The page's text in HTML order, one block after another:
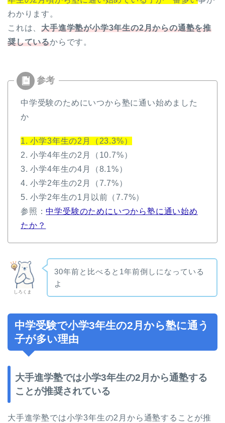
わかります。
これは、大手進学塾が小学3年生の2月からの通塾を推
奨しているからです。
中学受験のためにいつから塾に通い始めました
か
1. 小学3年生の2月（23.3%）
2. 小学4年生の2月（10.7%）
3. 小学4年生の4月（8.1%）
4. 小学2年生の2月（7.7%）
5. 小学2年生の1月以前（7.7%）
参照：中学受験のためにいつから塾に通い始め
たか？
しろくま
30年前と比べると1年前倒しになっている
よ
中学受験で小学3年生の2月から塾に通う
子が多い理由
大手進学塾では小学3年生の2月から通塾する
ことが推奨されている
大手進学塾では小学3年生の2月から通塾することが推